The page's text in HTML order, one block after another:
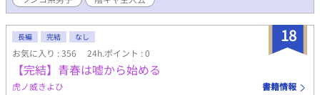
ワンコと、触るな・ダメ・絶対系男子による、青春BLここに開
幕！ ※BL初心者ですので、そこはご了承下さい
18
長編 完結 なし
お気に入り : 356 24h.ポイント : 0
【完結】青春は嘘から始める
虎ノ威きよひ 書籍情報